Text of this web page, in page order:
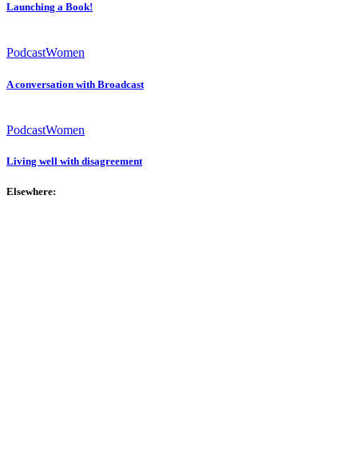
Launching a Book!
PodcastWomen
A conversation with Broadcast
PodcastWomen
Living well with disagreement
Elsewhere: